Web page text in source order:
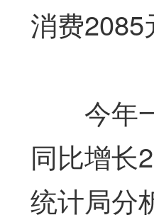
消费
今年一
同比增长
统计局分